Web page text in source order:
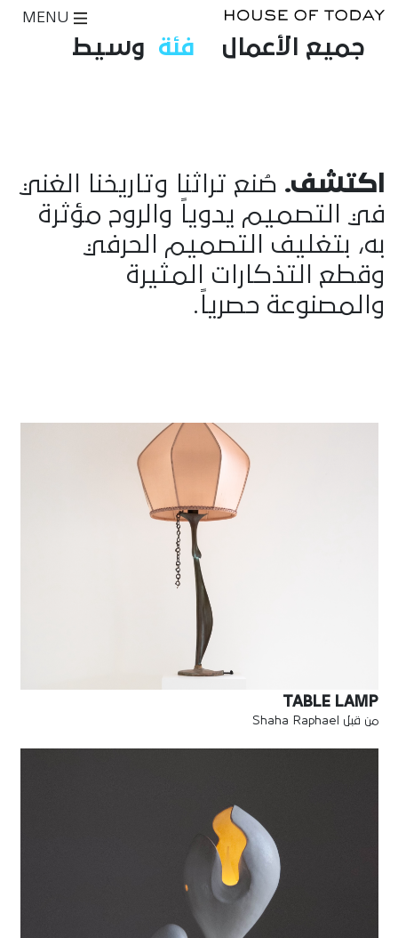
جميع الأعمال فئة وسيط
اكتشف. صُنع تراثنا وتاريخنا الغني
في التصميم يدوياً والروح مؤثرة
به، بتغليف التصميم الحرفي
وقطع التذكارات المثيرة
والمصنوعة حصرياً.
TABLE LAMP
من قبل Shaha Raphael